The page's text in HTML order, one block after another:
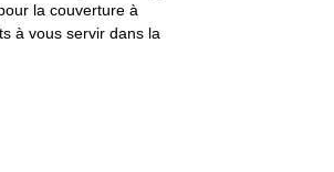
la couverture à
à vous servir dans la